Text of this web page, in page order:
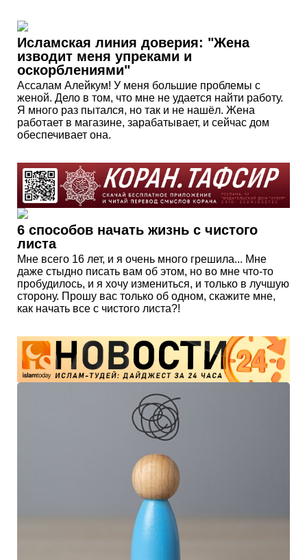
Исламская линия доверия: "Жена
изводит меня упреками и
оскорблениями"
Ассалам Алейкум! У меня большие проблемы с
женой. Дело в том, что мне не удается найти работу.
Я много раз пытался, но так и не нашёл. Жена
работает в магазине, зарабатывает, и сейчас дом
обеспечивает она.
6 способов начать жизнь с чистого
листа
Мне всего 16 лет, и я очень много грешила... Мне
даже стыдно писать вам об этом, но во мне что-то
пробудилось, и я хочу измениться, и только в лучшую
сторону. Прошу вас только об одном, скажите мне,
как начать все с чистого листа?!